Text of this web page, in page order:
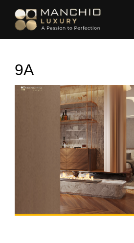
Home/Thi công nội thất/NALA PENTHOUSE
9A